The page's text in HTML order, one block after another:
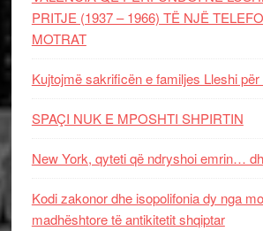
PRITJE (1937 – 1966) TË NJË
MOTRAT
Kujtojmë sakrificën e familjes Lleshi
SPAÇI NUK E MPOSHTI SHPIRTIN
New York, qyteti që ndryshoi emrin…
Kodi zakonor dhe isopolifonia dy nga
madhështore të antikitetit shqiptar